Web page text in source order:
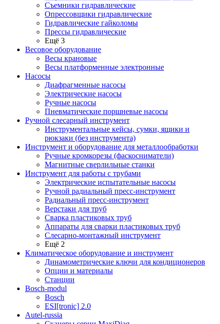
Съемники гидравлические
Опрессовщики гидравлические
Гидравлические гайколомы
Прессы гидравлические
Ещё 3
Весовое оборудование
Весы крановые
Весы платформенные электронные
Насосы
Диафрагменные насосы
Электрические насосы
Ручные насосы
Пневматические поршневые насосы
Ручной слесарный инструмент
Инструментальные кейсы, сумки, ящики и
рюкзаки (без инструмента)
Инструмент и оборудование для металлообработки
Ручные кромкорезы (фаскосниматели)
Магнитные сверлильные станки
Инструмент для работы с трубами
Электрические испытательные насосы
Ручной радиальный пресс-инструмент
Радиальный пресс-инструмент
Верстаки для труб
Сварка пластиковых труб
Аппараты для сварки пластиковых труб
Слесарно-монтажный инструмент
Ещё 2
Климатическое оборудование и инструмент
Динамометрические ключи для кондиционеров
Опции и материалы
Станции
Bosch-modul
Bosch
ESI[tronic] 2.0
Autel-russia